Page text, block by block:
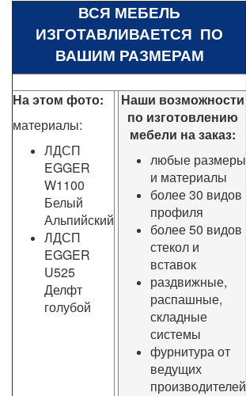
ВСЯ МЕБЕЛЬ
ИЗГОТАВЛИВАЕТСЯ ПО
ВАШИМ РАЗМЕРАМ
На этом фото:
материалы:
ЛДСП
EGGER
W1100
Белый
Альпийский
ЛДСП
EGGER
U525
Делфт
голубой
Наши возможности
по изготовлению
мебели на заказ:
любые размеры
и материалы
более 30 видов
профиля
более 50 видов
стекол и
вставок
раздвижные,
распашные,
складные
системы
фурнитура от
ведущих
производителей